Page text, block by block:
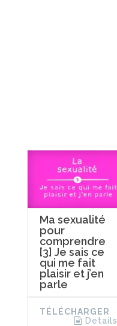
Ma sexualité
pour
comprendre
[3] Je sais ce
qui me fait
plaisir et j’en
parle
TÉLÉCHARGER
Details